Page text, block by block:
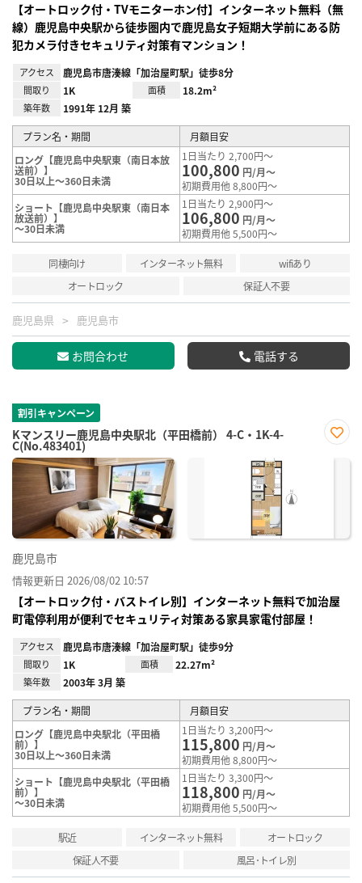
【オートロック付・TVモニターホン付】インターネット無料（無
線）鹿児島中央駅から徒歩圏内で鹿児島女子短期大学前にある防
犯カメラ付きセキュリティ対策有マンション！
アクセス 鹿児島市唐湊線「加治屋町駅」徒歩8分
間取り 1K 面積 18.2m²
築年数 1991年 12月 築
プラン名・期間
月額目安
ロング【鹿児島中央駅東（南日本放
送前）】
30日以上～360日未満
1日当たり 2,700円～
100,800 円/月～
初期費用他 8,800円～
ショート【鹿児島中央駅東（南日本
放送前）】
～30日未満
1日当たり 2,900円～
106,800 円/月～
初期費用他 5,500円～
同棲向け インターネット無料
wifiあり
オートロック
保証人不要
鹿児島県 鹿児島市
お問合わせ 電話する
割引キャンペーン
Kマンスリー鹿児島中央駅北（平田橋前） 4-C・1K-4-
C(No.483401)
に入
鹿児島市
情報更新日 2026/08/02 10:57
【オートロック付・バストイレ別】インターネット無料で加治屋
町電停利用が便利でセキュリティ対策ある家具家電付部屋！
アクセス 鹿児島市唐湊線「加治屋町駅」徒歩9分
間取り 1K 面積 22.27m²
築年数 2003年 3月 築
プラン名・期間
月額目安
ロング【鹿児島中央駅北（平田橋
前）】
30日以上～360日未満
1日当たり 3,200円～
115,800 円/月～
初期費用他 8,800円～
ショート【鹿児島中央駅北（平田橋
前）】
～30日未満
1日当たり 3,300円～
118,800 円/月～
初期費用他 5,500円～
駅近 インターネット無料
オートロック
保証人不要
風呂･トイレ別